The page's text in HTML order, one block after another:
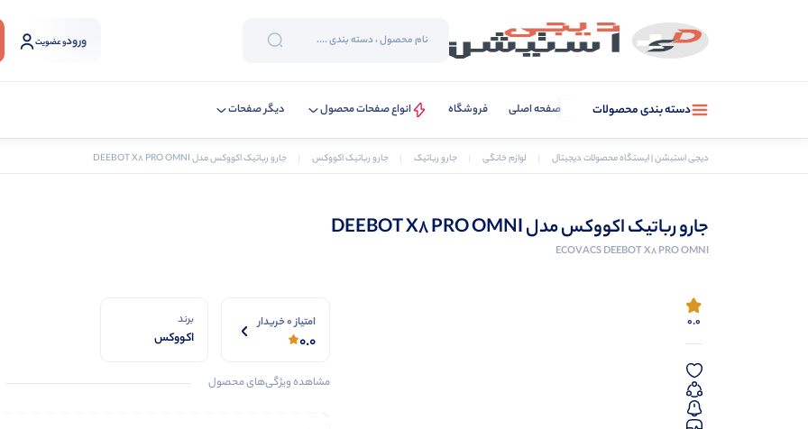
ورودو عضویت
دسته بندی محصولات صفحه اصلی فروشگاه انواع صفحات محصول دیگر صفحات
دیجی استیشن | ایستگاه محصولات دیجیتال لوازم خانگی جارو رباتیک جارو رباتیک اکووکس جارو رباتیک اکووکس مدل DEEBOT X8 PRO OMNI
جارو رباتیک اکووکس مدل DEEBOT X8 PRO OMNI
ECOVACS DEEBOT X8 PRO OMNI
0.0 امتیاز 0 خریدار
0.0
برند
اکووکس
مشاهده ویژگی‌های محصول